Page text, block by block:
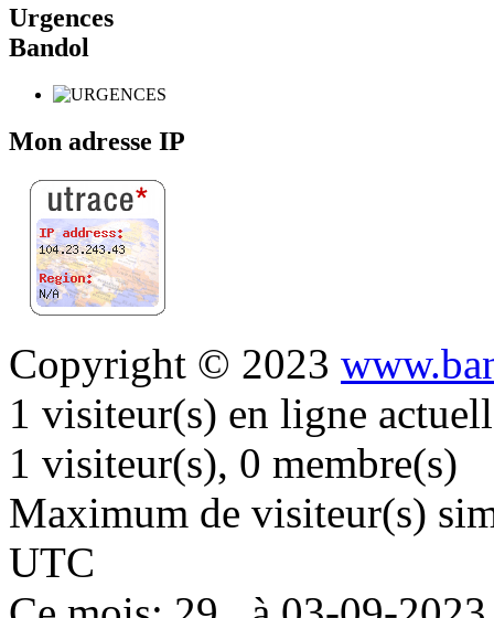
Urgences
Bandol
Mon adresse IP
Copyright © 2023
1 visiteur(s) en ligne
1 visiteur(s), 0 membre(s)
Maximum de visiteur(s)
UTC